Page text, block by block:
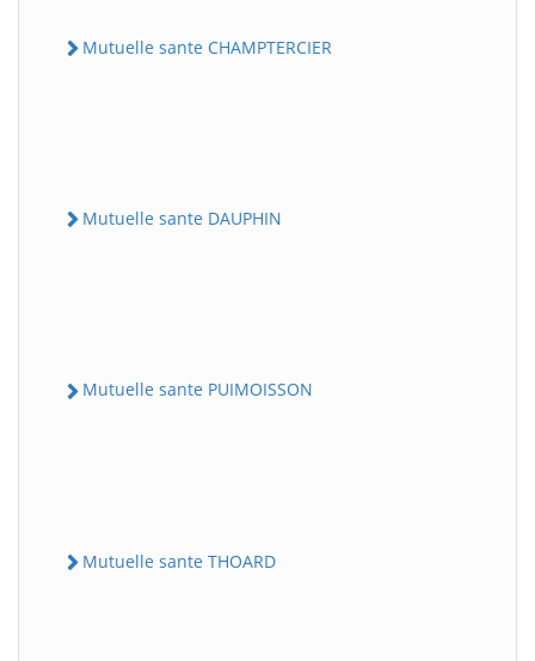
Mutuelle sante CHAMPTERCIER
Mutuelle sante DAUPHIN
Mutuelle sante PUIMOISSON
Mutuelle sante THOARD